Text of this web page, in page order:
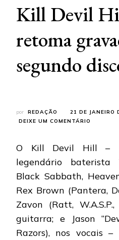
Kill Devil
retoma
segundo
por REDAÇÃO
21 DE JANEIRO
DEIXE UM COMENTÁRIO
HILL:
RETOMA
DISCO
O Kill Devil Hill –
legendário baterista
Black Sabbath,
Rex Brown (Pantera,
Zavon (Ratt,
guitarra; e Jason
Razors), nos vocais